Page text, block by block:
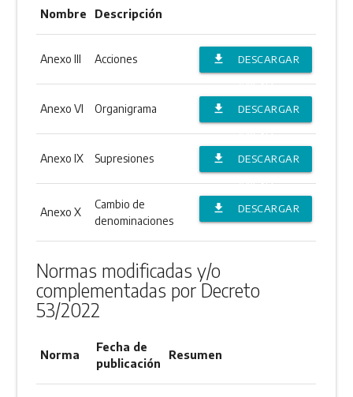
Nombre Descripción
Anexo III Acciones file_download
DESCARGAR
ANEXO
Anexo VI Organigrama file_download
DESCARGAR
ANEXO
Anexo IX Supresiones file_download
DESCARGAR
ANEXO
Anexo X
Cambio de
denominaciones
file_download
DESCARGAR
Normas modificadas y/o
complementadas por Decreto
53/2022
Norma
Fecha de
publicación
Resumen